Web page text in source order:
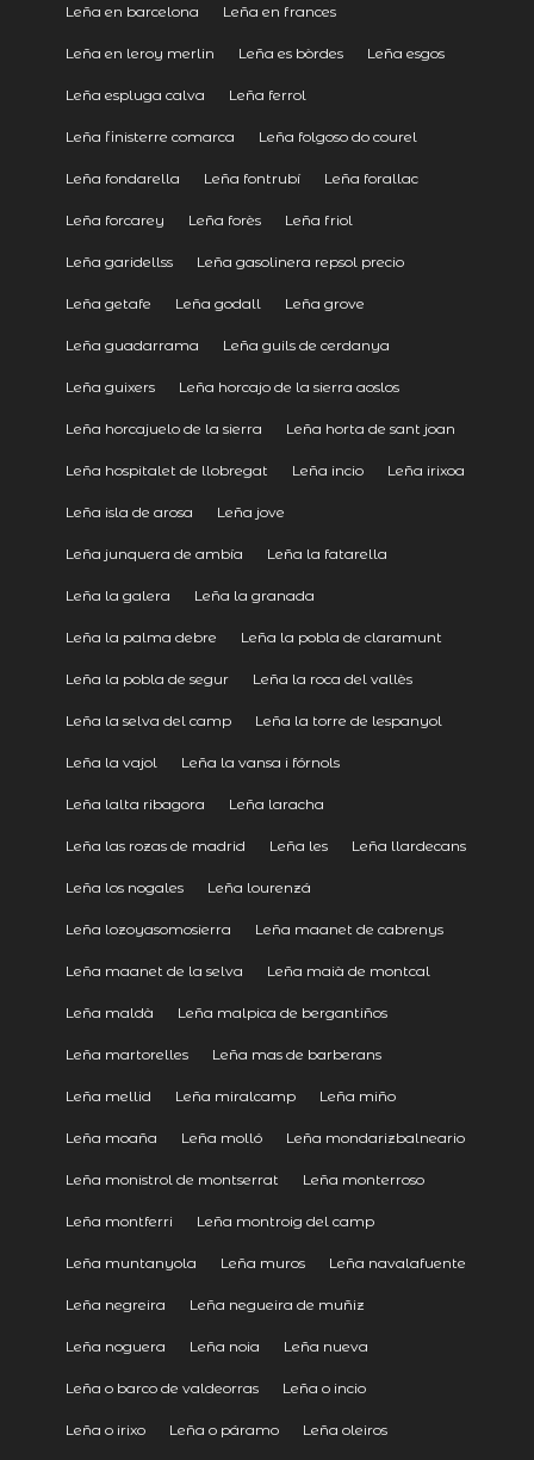
Leña en barcelona Leña en frances
Leña en leroy merlin Leña es bòrdes Leña esgos
Leña espluga calva Leña ferrol
Leña finisterre comarca Leña folgoso do courel
Leña fondarella Leña fontrubí Leña forallac
Leña forcarey Leña forès Leña friol
Leña garidellss Leña gasolinera repsol precio
Leña getafe Leña godall Leña grove
Leña guadarrama Leña guils de cerdanya
Leña guixers Leña horcajo de la sierra aoslos
Leña horcajuelo de la sierra Leña horta de sant joan
Leña hospitalet de llobregat Leña incio Leña irixoa
Leña isla de arosa Leña jove
Leña junquera de ambía Leña la fatarella
Leña la galera Leña la granada
Leña la palma debre Leña la pobla de claramunt
Leña la pobla de segur Leña la roca del vallès
Leña la selva del camp Leña la torre de lespanyol
Leña la vajol Leña la vansa i fórnols
Leña lalta ribagora Leña laracha
Leña las rozas de madrid Leña les Leña llardecans
Leña los nogales Leña lourenzá
Leña lozoyasomosierra Leña maanet de cabrenys
Leña maanet de la selva Leña maià de montcal
Leña maldà Leña malpica de bergantiños
Leña martorelles Leña mas de barberans
Leña mellid Leña miralcamp Leña miño
Leña moaña Leña molló Leña mondarizbalneario
Leña monistrol de montserrat Leña monterroso
Leña montferri Leña montroig del camp
Leña muntanyola Leña muros Leña navalafuente
Leña negreira Leña negueira de muñiz
Leña noguera Leña noia Leña nueva
Leña o barco de valdeorras Leña o incio
Leña o irixo Leña o páramo Leña oleiros